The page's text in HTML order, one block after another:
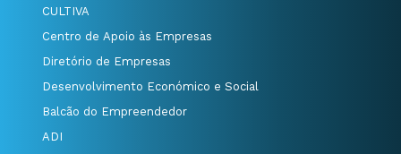
CULTIVA
Centro de Apoio às Empresas
Diretório de Empresas
Desenvolvimento Económico e Social
Balcão do Empreendedor
ADI